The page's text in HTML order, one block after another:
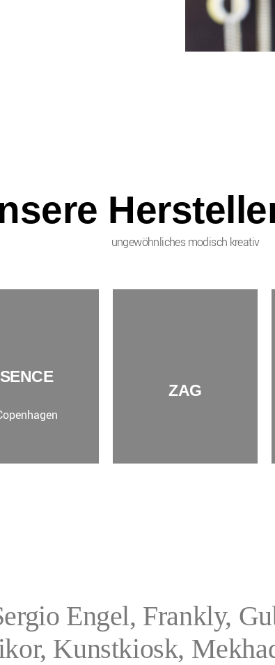
ungewöhnliches modisch kreativ​
SENCE
ZAG
Engel, Frankly,
Kunstkiosk,